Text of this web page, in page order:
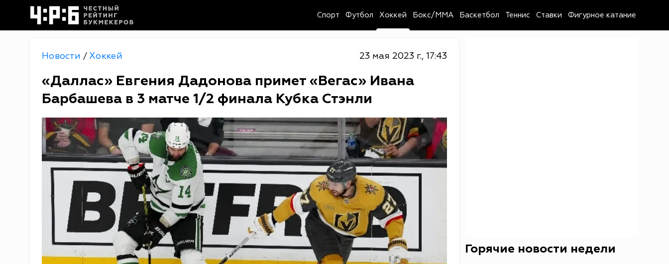
Спорт Футбол Хоккей Бокс/MMA Баскетбол Теннис Ставки Фигурное катание
Новости / Хоккей 23 мая 2023 г., 17:43
«Даллас» Евгения Дадонова примет «Вегас» Ивана
Барбашева в 3 матче 1/2 финала Кубка Стэнли
Горячие новости недели